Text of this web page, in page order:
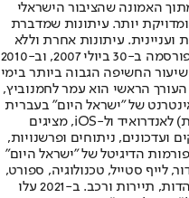
האמונה שהציבור הישראלי
יותר. עיתונות שמדברת
ועניינית. עיתונות אחרת וללא
תשלום. המהדורה המודפסת הראשונה פורסמה ב-30 ביולי 2007, וב-2010
החשיפה הגבוה ביותר בימי
הראשי הוא עמר לחמנוביץ,
של "ישראל היום" בעברית
ובאנגלית, כמו כן היישומונים (אפליקציות) לאנדרואיד ול-iOS, מציגים
ועדכונים, ניתוחים ופרשנויות,
הדיגיטל של "ישראל היום"
לייף סטייל, טכנולוגיה, ספורט,
כלכלה וצרכנות, בריאות, חיילים, אוכל, יהדות, תיירות ורכב. ב-2021 עלו